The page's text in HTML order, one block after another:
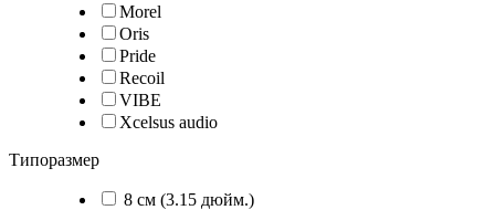
Morel
Oris
Pride
Recoil
VIBE
Xcelsus audio
Типоразмер
8 см (3.15 дюйм.)